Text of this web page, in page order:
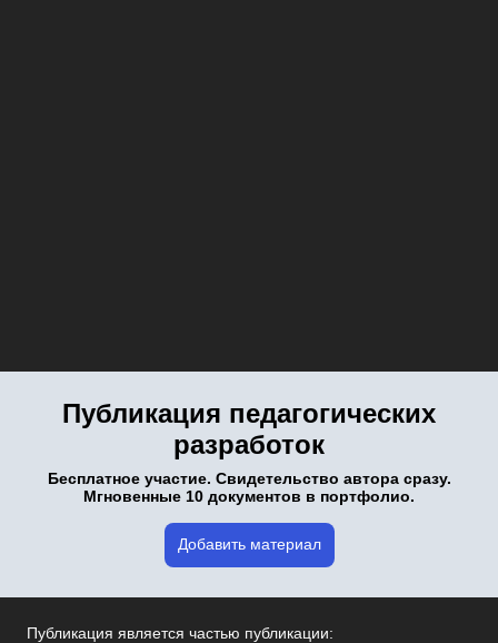
Публикация педагогических
разработок
Бесплатное участие. Свидетельство автора сразу.
Мгновенные 10 документов в портфолио.
Добавить материал
Публикация является частью публикации: